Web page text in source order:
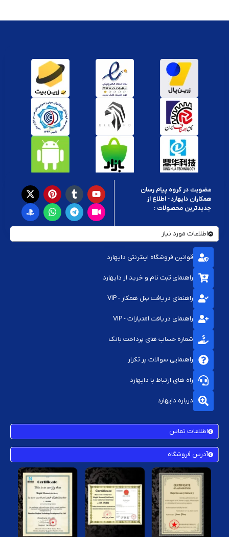
عضویت در گروه پیام رسان
همکاران دایهارد - اطلاع از
جدیدترین محصولات :
اطلاعات مورد نیاز
قوانین فروشگاه اینترنتی دایهارد
راهنمای ثبت نام و خرید از دایهارد
راهنمای دریافت پنل همکار - VIP
راهنمای دریافت امتیازات - VIP
شماره حساب های پرداخت بانک
راهنمایی سوالات پر تکرار
راه های ارتباط با دایهارد
درباره دایهارد
اطلاعات تماس
آدرس فروشگاه